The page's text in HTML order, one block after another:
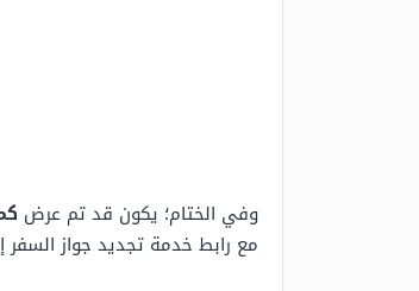
وفي الختام؛ يكون قد تم عرض
مع رابط خدمة تجديد جواز السفر